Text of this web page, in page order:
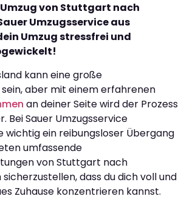
von Stuttgart nach
Umzugsservice aus
Umzug stressfrei und
kann eine große
aber mit einem erfahrenen
an deiner Seite wird der Prozess
Bei Sauer Umzugsservice
wichtig ein reibungsloser Übergang
umfassende
von Stuttgart nach
dass du dich voll und
Zuhause konzentrieren kannst.